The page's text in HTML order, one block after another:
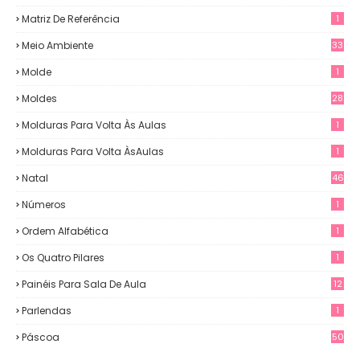
Matriz De Referência 1
Meio Ambiente 33
Molde 1
Moldes 28
Molduras Para Volta Às Aulas 1
Molduras Para Volta ÀsAulas 1
Natal 46
Números 1
Ordem Alfabética 1
Os Quatro Pilares 1
Painéis Para Sala De Aula
12
Parlendas 1
Páscoa 50